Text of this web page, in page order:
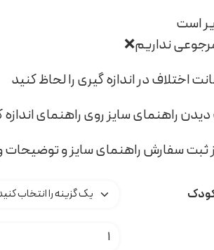
است
نداریم❌
راهنمای سایز روی راهنمای
ثبت سفارش راهنمای سایز و توضیحات
پیراهن کرم حریر کد H000263 عدد